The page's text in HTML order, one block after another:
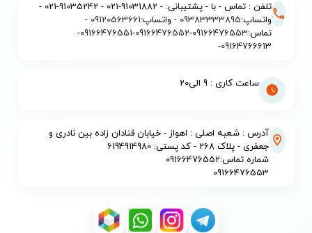
تلفن : تماس - با - پشتیبانی: - 91031882-021 - 91035242-021 -
واتساپ:09383333895 - واتساپ:09120563661
-
تماس:09166476553
-
09166476552
-
09166476551
-
09164766613
-
ساعت کاری : 9 الی20
آدرس : شعبه اصلی : اهواز - خیابان قنادان زاده بین نادری و
جعفری - پلاک 268 - کد پستی: 6194914980
شماره تماس:09166476552
09166476553